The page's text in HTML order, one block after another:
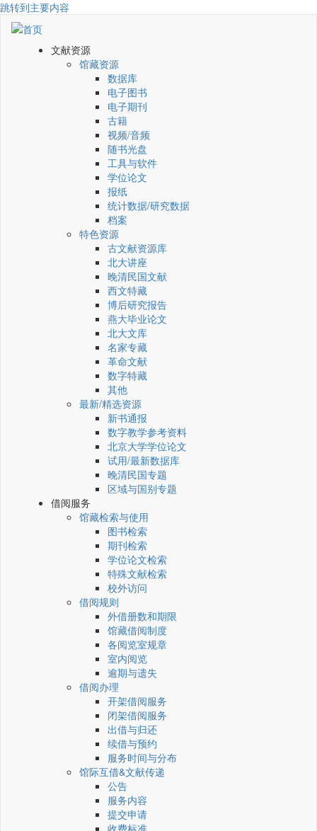
跳转到主要内容
文献资源
馆藏资源
数据库
电子图书
电子期刊
古籍
视频/音频
随书光盘
工具与软件
学位论文
报纸
统计数据/研究数据
档案
特色资源
古文献资源库
北大讲座
晚清民国文献
西文特藏
博后研究报告
燕大毕业论文
北大文库
名家专藏
革命文献
数字特藏
其他
最新/精选资源
新书通报
数字教学参考资料
北京大学学位论文
试用/最新数据库
晚清民国专题
区域与国别专题
借阅服务
馆藏检索与使用
图书检索
期刊检索
学位论文检索
特殊文献检索
校外访问
借阅规则
外借册数和期限
馆藏借阅制度
各阅览室规章
室内阅览
逾期与遗失
借阅办理
开架借阅服务
闭架借阅服务
出借与归还
续借与预约
服务时间与分布
馆际互借&文献传递
公告
服务内容
提交申请